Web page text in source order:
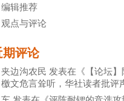
编辑推荐
观点与评论
期评论
夹边沟农民 发表在《 【论坛
檄文危言耸听，华社读者批评